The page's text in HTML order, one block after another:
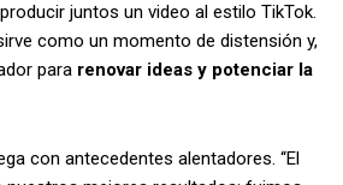
juntos un video al estilo TikTok.
como un momento de distensión y,
para renovar ideas y potenciar la
con antecedentes alentadores. “El